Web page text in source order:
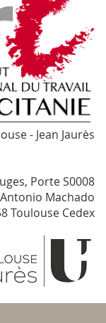
- Jean Jaurès
Porte S0008
Machado
Toulouse Cedex